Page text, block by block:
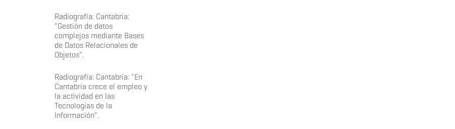
Radiografía: Cantabria:
"Gestión de datos
complejos mediante Bases
de Datos Relacionales de
Objetos".
Radiografía: Cantabria: "En
Cantabria crece el empleo y
la actividad en las
Tecnologías de la
Información".